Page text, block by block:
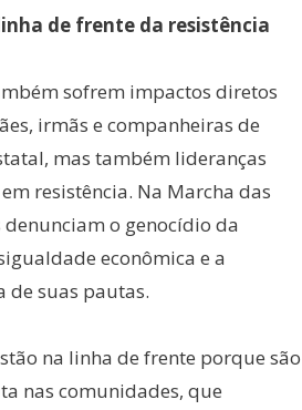
de frente da resistência
sofrem impactos diretos
irmãs e companheiras de
mas também lideranças
resistência. Na Marcha das
o genocídio da
econômica e a
suas pautas.
na linha de frente porque são
nas comunidades, que